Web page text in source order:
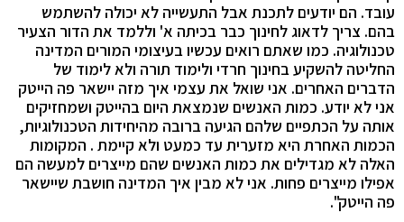
עובד. הם יודעים לתכנת אבל התעשייה לא יכולה להשתמש
בהם. צריך לדאוג לחינוך כבר בכיתה א' וללמד את הדור הצעיר
טכנולוגיה. כמו שאתם רואים עכשיו בעיצומי המורים המדינה
החליטה להשקיע בחינוך חרדי ולימוד תורה ולא לימוד של
הדברים האחרים. אני שואל את עצמי איך מזה יישאר פה הייטק
אני לא יודע. כמות האנשים שנמצאת היום בהייטק ושמחזיקים
אותה על הכתפיים שלהם הגיעה ברובה מהיחידות הטכנולוגיות,
הכמות האחרת היא מזערית עד כמעט ולא קיימת . המקומות
האלה לא מגדילים את כמות האנשים שהם מייצרים למעשה הם
אפילו מייצרים פחות. אני לא מבין איך המדינה חושבת שיישאר
פה הייטק".